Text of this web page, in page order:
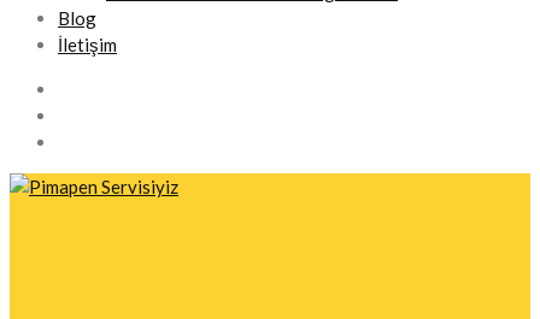
Blog
İletişim